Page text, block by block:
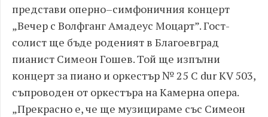
представи оперно–симфоничния концерт
„Вечер с Волфганг Амадеус Моцарт”. Гост-
солист ще бъде роденият в Благоевград
пианист Симеон Гошев. Той ще изпълни
концерт за пиано и оркестър № 25 C dur KV 503,
съпроводен от оркестъра на Камерна опера.
„Прекрасно е, че ще музицираме със Симеон